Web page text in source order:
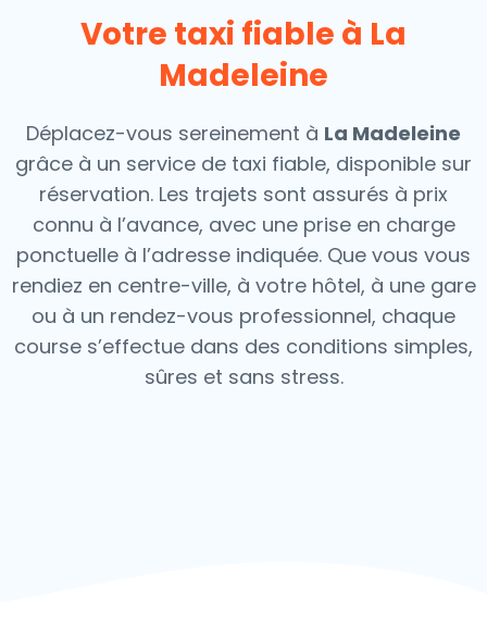
Votre taxi fiable à La
Madeleine
Déplacez-vous sereinement à La Madeleine
grâce à un service de taxi fiable, disponible sur
réservation. Les trajets sont assurés à prix
connu à l’avance, avec une prise en charge
ponctuelle à l’adresse indiquée. Que vous vous
rendiez en centre-ville, à votre hôtel, à une gare
ou à un rendez-vous professionnel, chaque
course s’effectue dans des conditions simples,
sûres et sans stress.